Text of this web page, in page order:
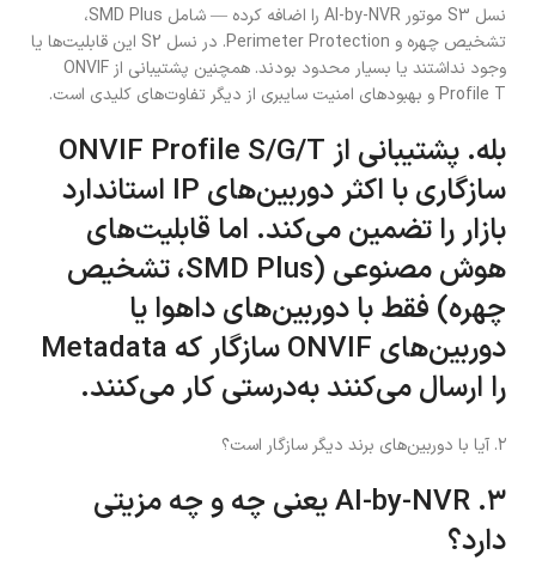
نسل S3 موتور AI-by-NVR را اضافه کرده — شامل SMD Plus،
تشخیص چهره و Perimeter Protection. در نسل S2 این قابلیت‌ها یا
وجود نداشتند یا بسیار محدود بودند. همچنین پشتیبانی از ONVIF
Profile T و بهبودهای امنیت سایبری از دیگر تفاوت‌های کلیدی است.
بله. پشتیبانی از ONVIF Profile S/G/T
سازگاری با اکثر دوربین‌های IP استاندارد
بازار را تضمین می‌کند. اما قابلیت‌های
هوش مصنوعی (SMD Plus، تشخیص
چهره) فقط با دوربین‌های داهوا یا
دوربین‌های ONVIF سازگار که Metadata
را ارسال می‌کنند به‌درستی کار می‌کنند.
۲. آیا با دوربین‌های برند دیگر سازگار است؟
۳. AI-by-NVR یعنی چه و چه مزیتی
دارد؟